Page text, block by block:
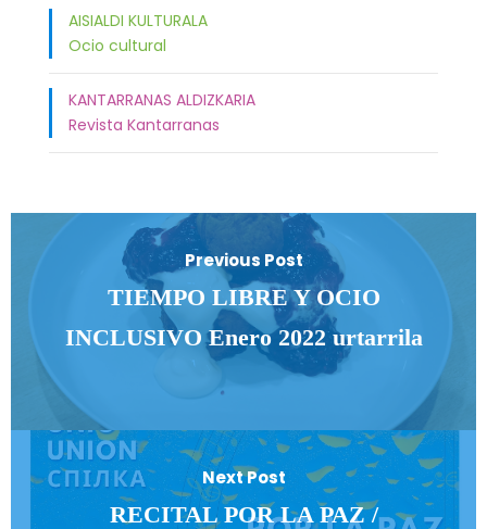
AISIALDI KULTURALA
Ocio cultural
KANTARRANAS ALDIZKARIA
Revista Kantarranas
Previous Post
TIEMPO LIBRE Y OCIO
INCLUSIVO Enero 2022 urtarrila
Next Post
RECITAL POR LA PAZ /